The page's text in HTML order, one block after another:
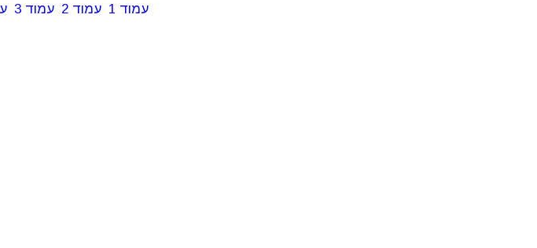
עמוד 1 עמוד 2 עמוד 3